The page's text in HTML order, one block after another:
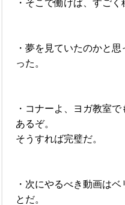
・そこで働けば、すごく
・夢を見ていたのかと
った。
・コナーよ、ヨガ教室
あるぞ。
そうすれば完璧だ。
・次にやるべき動画は
とだ。